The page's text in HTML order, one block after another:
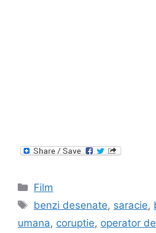
Categories
Film
Tags
benzi desenate, saracie,
umana, coruptie, operator